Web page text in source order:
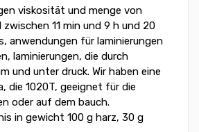
viskosität und menge von
11 min und 9 h und 20
anwendungen für laminierungen
laminierungen, die durch
und unter druck. Wir haben eine
die 1020T, geeignet für die
oder auf dem bauch.
in gewicht 100 g harz, 30 g